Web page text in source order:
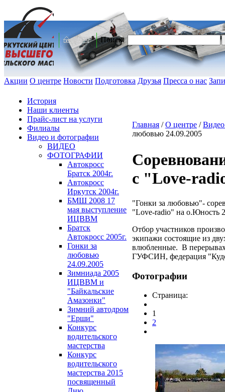
Поиск:
Акции О центре Новости Подготовка Друзья Пресса о нас
История
Наши клиенты
Прайс-лист на услуги
Филиалы
Видео и фотографии
ВИДЕО
ФОТОГРАФИИ
Автокросс
Братск 2004г.
Автокросс
Иркутск 2004г.
БМШ 2008 17
мая выступление
ИЦВВМ
Братск
Автокросс 2005г.
Гонки за
любовью
24.09.2005
Зимниада 2005
ИЦВВМ и
"Байкальские
Амазонки"
Зимний автодром
"Ерши"
Конкурс
водительского
мастерства
Конкурс
водительского
мастерства 2015
посвященный
Главная /О центре /
любовью 24.09.2005
с "Love-
"Гонки за любовью"-
"Love-radio" на о.Юность
Отбор участников
экипажи состоящие из
влюбленные. В
ГУФСИН, федерация
Фотографии
Страница:
1
2